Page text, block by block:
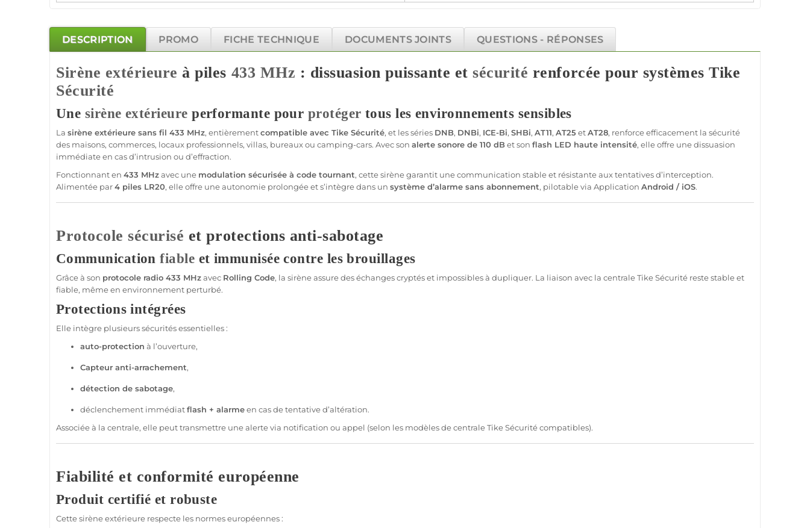
DESCRIPTION PROMO FICHE TECHNIQUE DOCUMENTS JOINTS QUESTIONS - RÉPONSES
Sirène extérieure à piles 433 MHz : dissuasion puissante etsécurité renforcée pour systèmes Tike
Sécurité
Une sirène extérieure performante pour protéger tous les environnements sensibles
La sirène extérieure sans fil 433 MHz, entièrementcompatible avec Tike Sécurité, et les séries DNB, DNBi, ICE-Bi, SHBi, AT11, AT25 etAT28, renforce efficacement la sécurité
des maisons, commerces, locaux professionnels, villas, bureauxou camping-cars. Avec son alerte sonore de 110 dBet son flash LED haute intensité, elle offre une dissuasion
immédiate en cas d’intrusion ou d’effraction.
Fonctionnant en 433 MHzavec une modulation sécurisée à code tournant, cettesirènegarantit une communication stable et résistante aux tentatives d’interception.
Alimentée par4 piles LR20, elle offre une autonomie prolongée et s’intègre dans un système d’alarme sans abonnement, pilotable via Application Android / iOS.
Protocole sécurisé et protections anti-sabotage
Communicationfiable et immunisée contre les brouillages
Grâce à son protocole radio 433 MHzavec Rolling Code, la sirèneassure des échanges cryptés et impossibles à dupliquer. La liaison avec la centraleTikeSécurité reste stable et
fiable, même en environnement perturbé.
Protections intégrées
Elle intègre plusieurs sécurités essentielles :
auto-protection à l’ouverture,
Capteur anti-arrachement,
détection de sabotage,
déclenchement immédiatflash + alarmeen cas de tentative d’altération.
Associée à la centrale, elle peut transmettre une alerte via notification ou appel (selon les modèles decentraleTikeSécuritécompatibles).
Fiabilité et conformité européenne
Produit certifié et robuste
Cettesirèneextérieure respecte les normes européennes :